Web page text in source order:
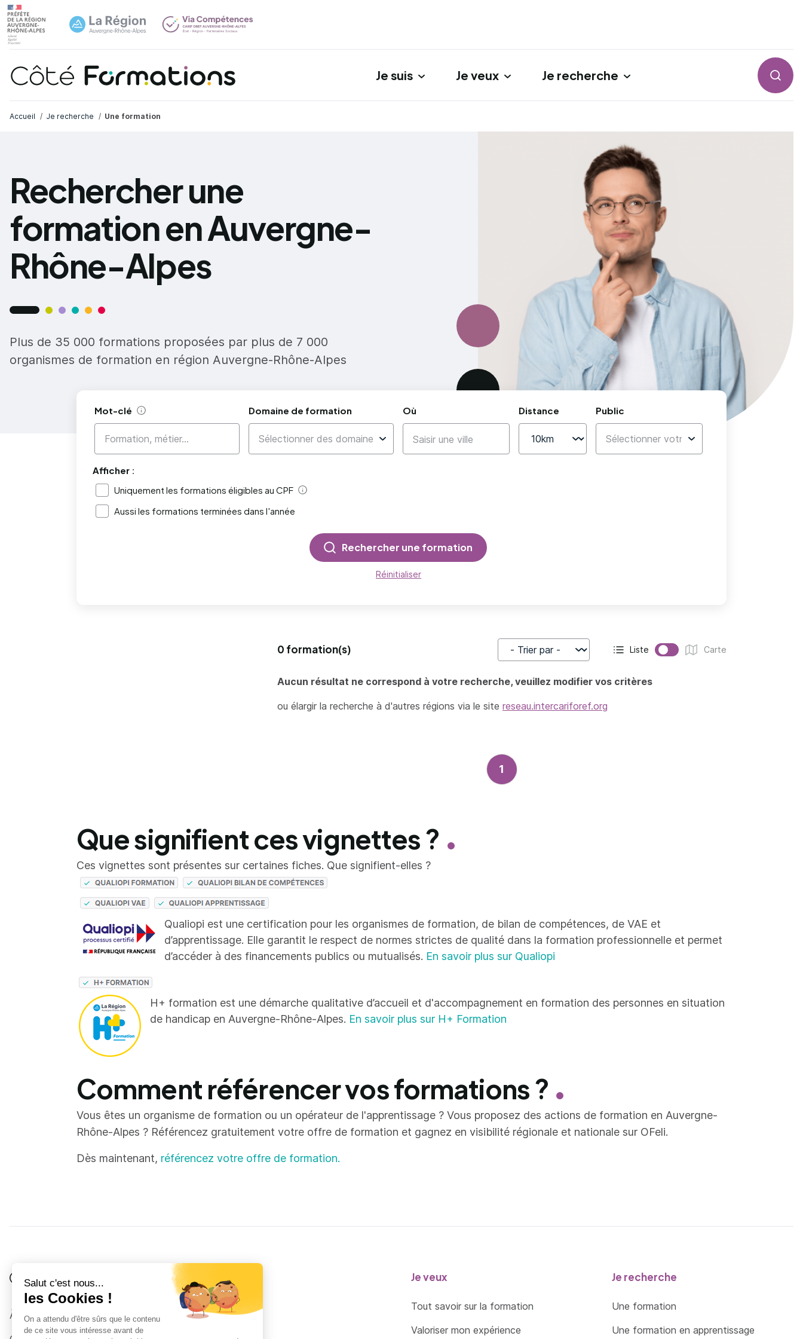
Je suis Je veux Je recherche
Accueil Je recherche Une formation
Rechercher une
formation en Auvergne-
Rhône-Alpes
Plus de 35 000 formations proposées par plus de 7 000
organismes de formation en région Auvergne-Rhône-Alpes
Mot-clé Aide Domaine de formation Où Distance Public
Afficher :
Uniquement les formations éligibles au CPF
Aide
Aussi les formations terminées dans l'année
Rechercher une formation
Réinitialiser
0 formation(s)
Trier par Affichage actif :
Liste
Affichage :
Carte
Aucun résultat ne correspond à votre recherche, veuillez modifier vos critères
ou élargir la recherche à d'autres régions via le site reseau.intercariforef.org
1
Que signifient ces vignettes ?
Ces vignettes sont présentes sur certaines fiches. Que signifient-elles ?
Qualiopi est une certification pour les organismes de formation, de bilan de compétences, de VAE et
d’apprentissage. Elle garantit le respect de normes strictes de qualité dans la formation professionnelle et permet
d’accéder à des financements publics ou mutualisés. En savoir plus sur Qualiopi
H+ formation est une démarche qualitative d’accueil et d'accompagnement en formation des personnes en situation
de handicap en Auvergne-Rhône-Alpes. En savoir plus sur H+ Formation
Comment référencer vos formations ?
Vous êtes un organisme de formation ou un opérateur de l'apprentissage ? Vous proposez des actions de formation en Auvergne-
Rhône-Alpes ? Référencez gratuitement votre offre de formation et gagnez en visibilité régionale et nationale sur OFeli.
Dès maintenant, référencez votre offre de formation.
Côté Formations
À propos
Je suis
Au collège
Je veux
Tout savoir sur la formation
Valoriser mon expérience
Je recherche
Une formation
Une formation en apprentissage